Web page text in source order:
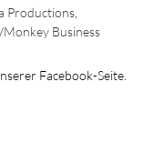
Productions
, /Monkey Business
Facebook-Seite.